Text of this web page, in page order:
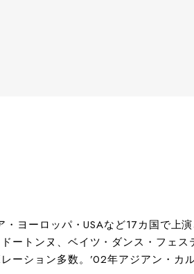
ヨーロッパ・USAなど17カ国で上
ートンヌ、ベイツ・ダンス・フェ
ーション多数。’02年アジアン・カ